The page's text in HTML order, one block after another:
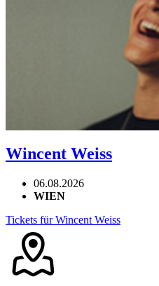
Wincent Weiss
06.08.2026
WIEN
Tickets für Wincent Weiss